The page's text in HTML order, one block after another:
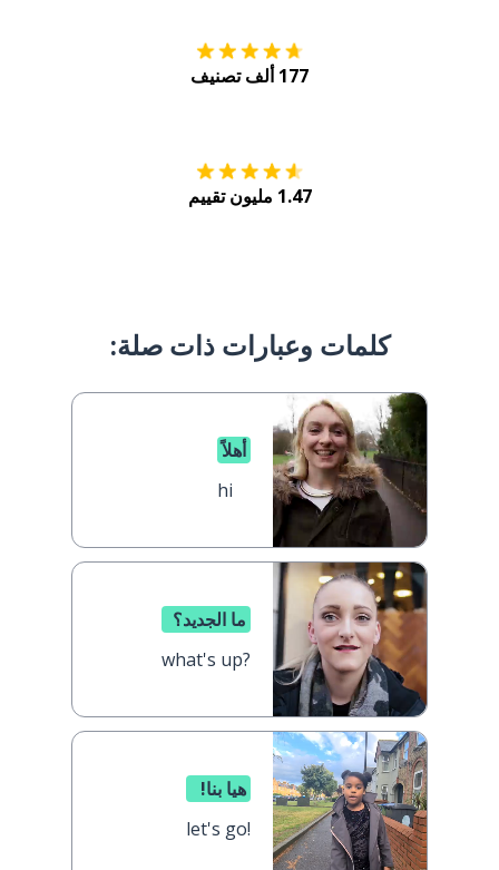
177 ألف تصنيف
1.47 مليون تقييم
كلمات وعبارات ذات صلة:
أهلاً
hi
ما الجديد؟
what's up?
هيا بنا!
let's go!